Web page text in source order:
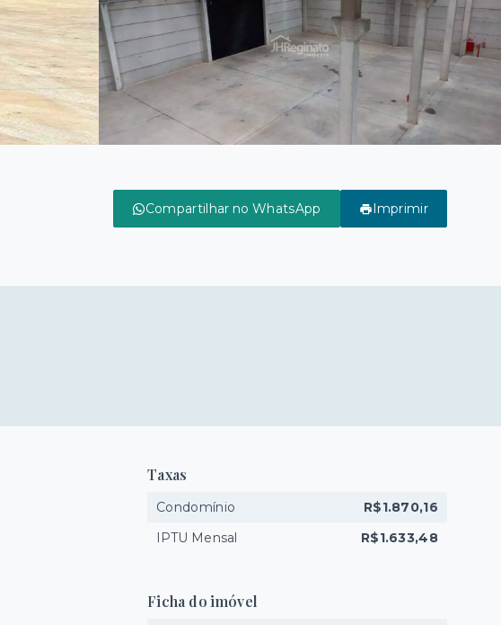
Compartilhar no WhatsApp Imprimir
Taxas
Condomínio
R$1.870,16
IPTU Mensal
R$1.633,48
Ficha do imóvel